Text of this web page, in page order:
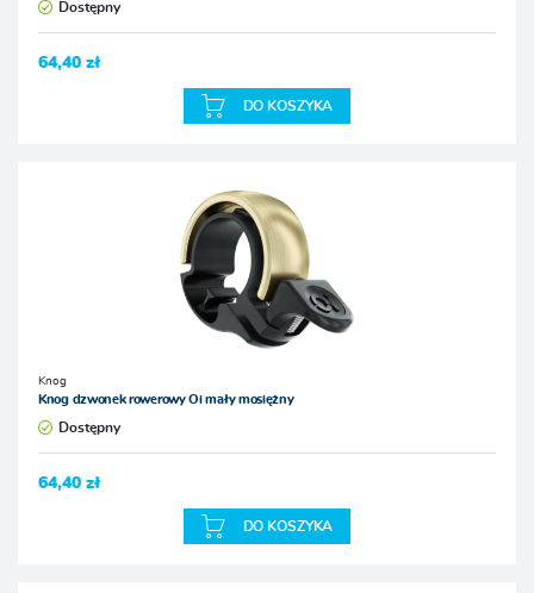
Dostępny
64,40 zł
DO KOSZYKA
Knog
Knog dzwonek rowerowy Oi mały mosiężny
Dostępny
64,40 zł
DO KOSZYKA